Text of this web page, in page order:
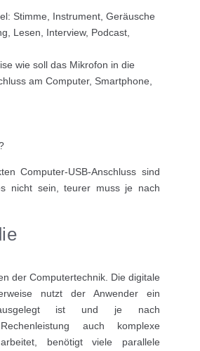
Stimme, Instrument, Geräusche
Lesen, Interview, Podcast,
wie soll das Mikrofon in die
am Computer, Smartphone,
Computer-USB-Anschluss sind
nicht sein, teurer muss je nach
der Computertechnik. Die digitale
nutzt der Anwender ein
ausgelegt ist und je nach
auch komplexe
benötigt viele parallele